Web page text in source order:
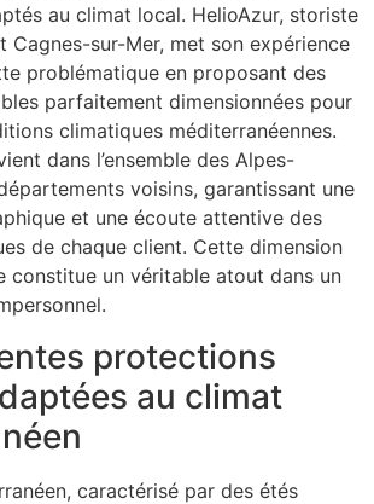
au climat local. HelioAzur, storiste
Cagnes-sur-Mer, met son expérience
problématique en proposant des
parfaitement dimensionnées pour
climatiques méditerranéennes.
dans l’ensemble des Alpes-
voisins, garantissant une
et une écoute attentive des
de chaque client. Cette dimension
constitue un véritable atout dans un
protections
au climat
caractérisé par des étés